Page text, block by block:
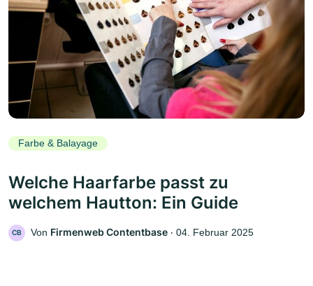
Farbe & Balayage
Welche Haarfarbe passt zu
welchem Hautton: Ein Guide
CB Von Firmenweb Contentbase ‧ 04. Februar 2025